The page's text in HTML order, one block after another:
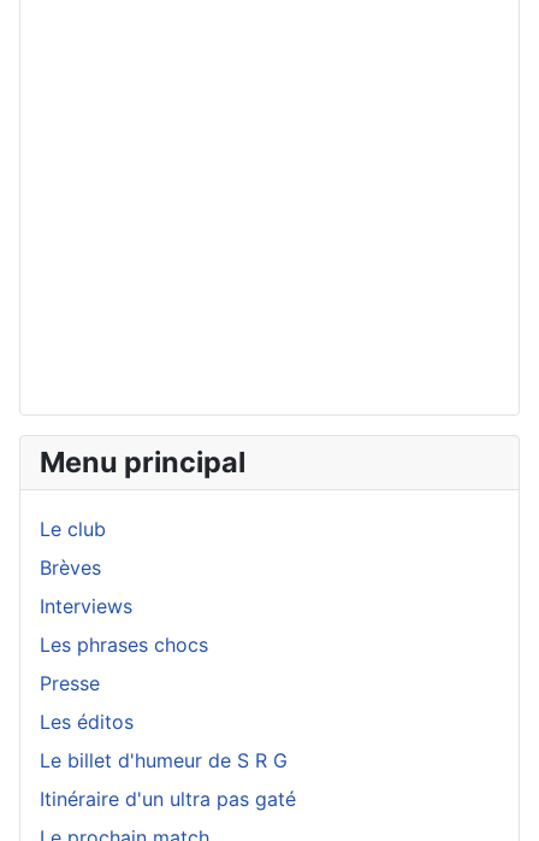
Menu principal
Le club
Brèves
Interviews
Les phrases chocs
Presse
Les éditos
Le billet d'humeur de S R G
Itinéraire d'un ultra pas gaté